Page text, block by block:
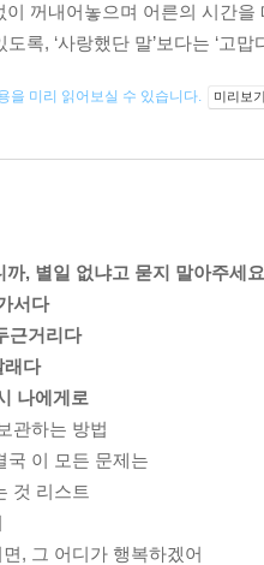
이 꺼내어놓으며 어른의 시간
도록, ‘사랑했단 말’보다는 ‘고
을 미리 읽어보실 수 있습니다. 미리보기
, 별일 없냐고 묻지 말아주세요
서다
근거리다
래다
나에게로
관하는 방법
국 이 모든 문제는
것 리스트
, 그 어디가 행복하겠어